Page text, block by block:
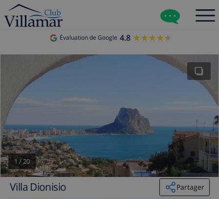
Évaluation de Google 4.8 ★★★★★
★★★★★
1 /20
Villa Dionisio
Partager